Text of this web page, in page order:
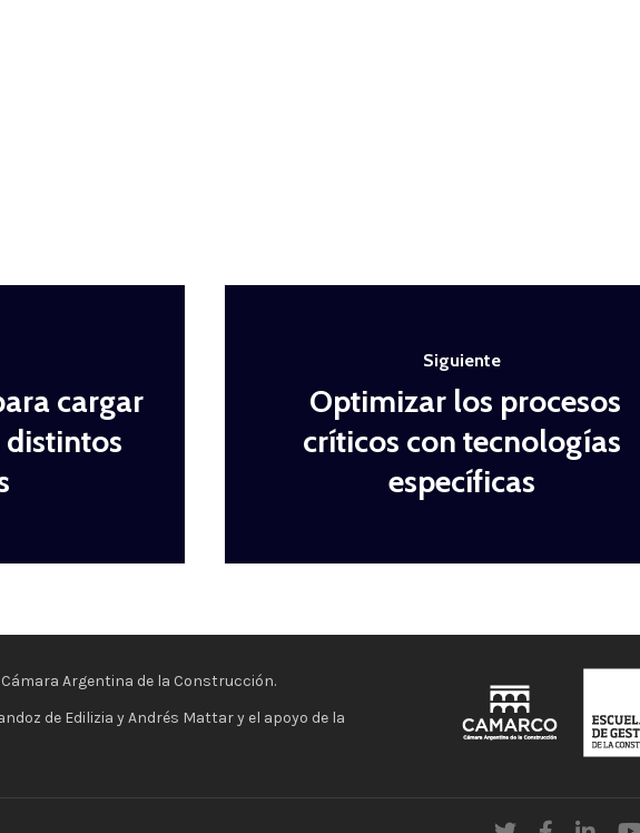
cargar
distintos
Siguiente
Optimizar los procesos
críticos con tecnologías
específicas
Argentina de la Construcción.
de Edilizia y Andrés Mattar y el apoyo de la